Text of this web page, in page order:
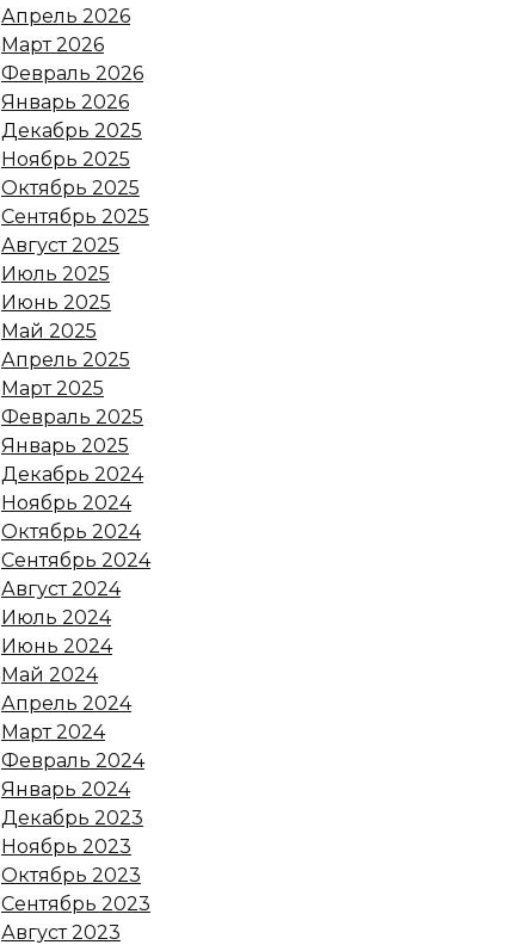
Апрель 2026
Март 2026
Февраль 2026
Январь 2026
Декабрь 2025
Ноябрь 2025
Октябрь 2025
Сентябрь 2025
Август 2025
Июль 2025
Июнь 2025
Май 2025
Апрель 2025
Март 2025
Февраль 2025
Январь 2025
Декабрь 2024
Ноябрь 2024
Октябрь 2024
Сентябрь 2024
Август 2024
Июль 2024
Июнь 2024
Май 2024
Апрель 2024
Март 2024
Февраль 2024
Январь 2024
Декабрь 2023
Ноябрь 2023
Октябрь 2023
Сентябрь 2023
Август 2023